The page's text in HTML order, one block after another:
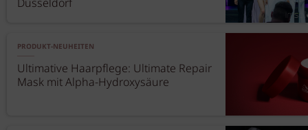
Düsseldorf
PRODUKT-NEUHEITEN
Ultimative Haarpflege: Ultimate Repair
Mask mit Alpha-Hydroxysäure